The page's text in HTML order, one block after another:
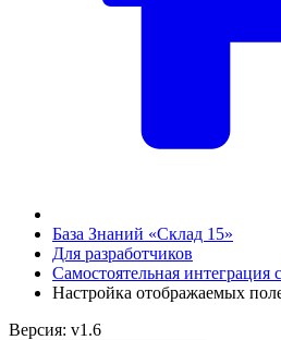
База Знаний «Склад 15»
Для разработчиков
Самостоятельная интеграция
Настройка отображаемых
Версия: v1.6